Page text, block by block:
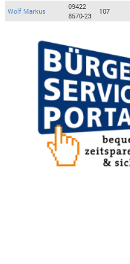
Wolf Markus
09422
8570-23
107